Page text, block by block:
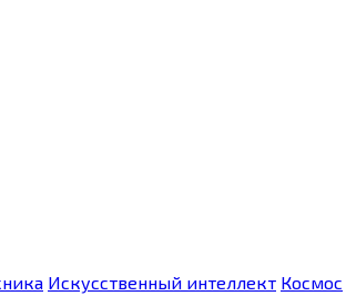
Искусственный интеллект Космос